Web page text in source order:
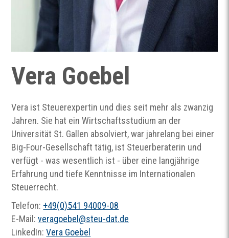
Vera Goebel
Vera ist Steuerexpertin und dies seit mehr als zwanzig
Jahren. Sie hat ein Wirtschaftsstudium an der
Universität St. Gallen absolviert, war jahrelang bei einer
Big-Four-Gesellschaft tätig, ist Steuerberaterin und
verfügt - was wesentlich ist - über eine langjährige
Erfahrung und tiefe Kenntnisse im Internationalen
Steuerrecht.
Telefon: +49(0)541 94009-08
E-Mail:veragoebel@steu-dat.de
LinkedIn:Vera Goebel